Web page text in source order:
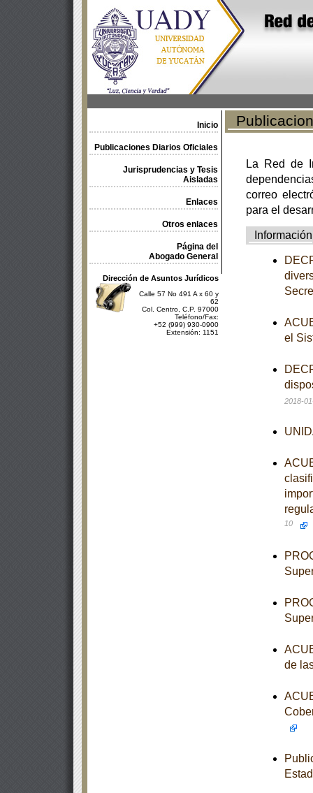
Inicio
Publicaciones Diarios Oficiales
Jurisprudencias y Tesis
Aisladas
Enlaces
Otros enlaces
Página del
Abogado General
Dirección de Asuntos Jurídicos
Calle 57 No 491 A x 60 y
62
Col. Centro, C.P. 97000
Teléfono/Fax:
+52 (999) 930-0900
Extensión: 1151
La Red de
correo
para el
Información
el
2018-
10
de